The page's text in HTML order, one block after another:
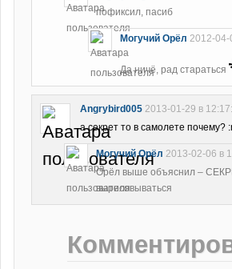
пофиксил, пасиб
Могучий Орёл 2012-04-
Да ничё, рад стараться
Angrybird005 2013-01-29 в
а секрет то в самолете почему?
Могучий Орёл 2013-02-06 в
Орёл выше объяснил –
вырисовываться